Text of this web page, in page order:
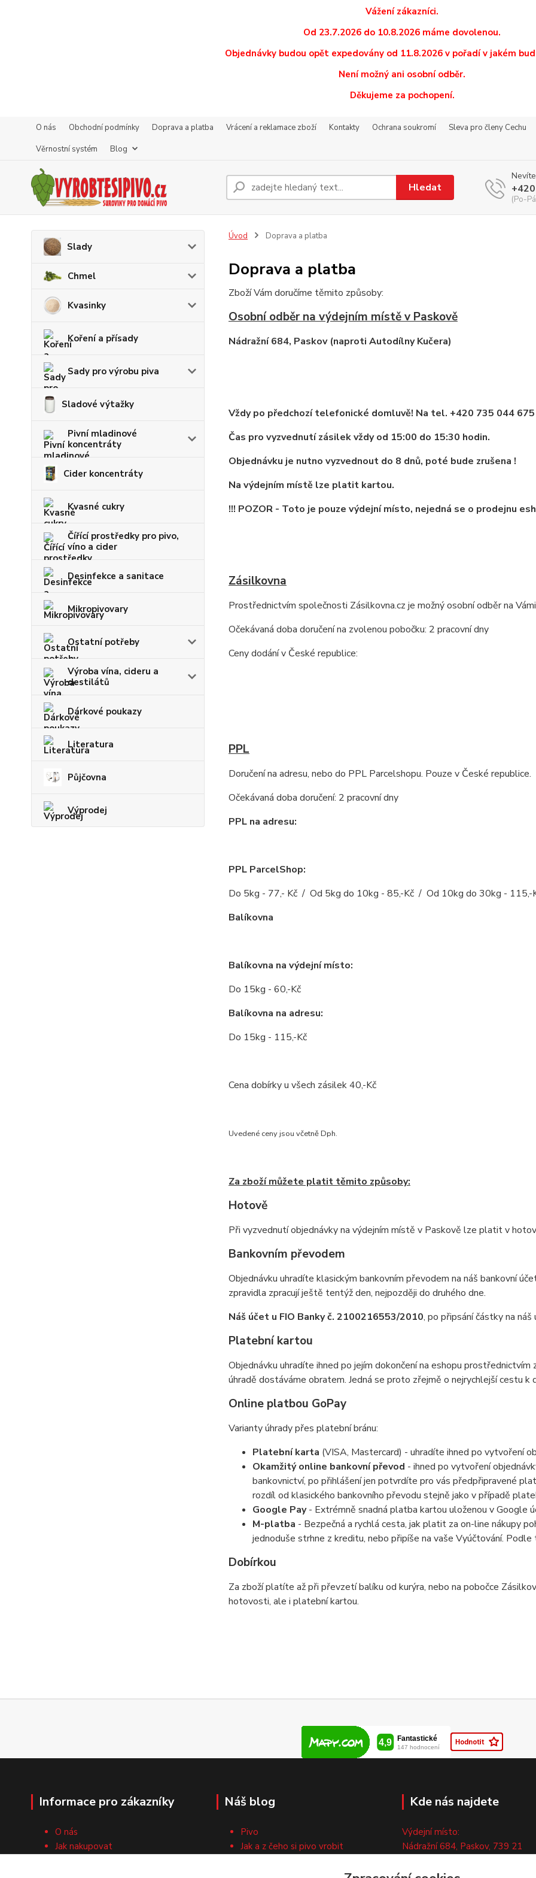
Vážení zákazníci.
Od 23.7.2026 do 10.8.2026 máme dovolenou.
Objednávky budou opět expedovány od 11.8.2026 v pořadí v jakém
Není možný ani osobní odběr.
Děkujeme za pochopení.
O nás Obchodní podmínky Doprava a platba Vrácení a reklamace zboží Kontakty Ochrana soukromí
Sleva pro členy Cechu
Věrnostní systém
Blog
Hledat
(Po-
Slady
Chmel
Kvasinky
Koření a přísady
Sady pro výrobu piva
Sladové výtažky
Pivní mladinové
koncentráty
Cider koncentráty
Kvasné cukry
Čířící prostředky pro pivo,
víno a cider
Desinfekce a sanitace
Mikropivovary
Ostatní potřeby
Výroba vína, cideru a
destilátů
Dárkové poukazy
Literatura
Půjčovna
Výprodej
Úvod Doprava a platba
Doprava a platba
Zboží Vám doručíme těmito způsoby:
Osobní odběr na výdejním místě v Paskově
Nádražní 684, Paskov (naproti Autodílny Kučera)
Vždy po předchozí telefonické domluvě! Na tel. +420 735 044 675
Čas pro vyzvednutí zásilek vždy od 15:00 do 15:30 hodin.
Objednávku je nutno vyzvednout do 8 dnů, poté bude zrušena !
Na výdejním místě lze platit kartou.
!!! POZOR - Toto je pouze výdejní místo, nejedná se o prodejnu
Zásilkovna
Prostřednictvím společnosti Zásilkovna.cz je možný osobní odběr na
Očekávaná doba doručení na zvolenou pobočku: 2 pracovní dny
Ceny dodání v České republice:
PPL
Doručení na adresu, nebo do PPL Parcelshopu. Pouze v České republice.
Očekávaná doba doručení: 2 pracovní dny
PPL na adresu:
PPL ParcelShop:
Do 5kg - 77,- Kč / Od 5kg do 10kg - 85,-Kč / Od 10kg do 30kg - 115,-
Balíkovna
Balíkovna na výdejní místo:
Do 15kg - 60,-Kč
Balíkovna na adresu:
Do 15kg - 115,-Kč
Cena dobírky u všech zásilek 40,-Kč
Uvedené ceny jsou včetně Dph.
Za zboží můžete platit těmito způsoby:
Hotově
Při vyzvednutí objednávky na výdejním místě v Paskově lze platit v
Bankovním převodem
Objednávku uhradíte klasickým bankovním převodem na náš bankovní
zpravidla zpracují ještě tentýž den, nejpozději do druhého dne.
Náš účet u FIO Banky č. 2100216553/2010, po připsání částky na
Platební kartou
Objednávku uhradíte ihned po jejím dokončení na eshopu
úhradě dostáváme obratem. Jedná se proto zřejmě o nejrychlejší cestu
Online platbou GoPay
Varianty úhrady přes platební bránu:
Platební karta (VISA, Mastercard) - uhradíte ihned po vytvoření
Okamžitý online bankovní převod - ihned po vytvoření
bankovnictví, po přihlášení jen potvrdíte pro vás předpřipravené
rozdíl od klasického bankovního převodu stejně jako v případě
Google Pay- Extrémně snadná platba kartou uloženou v Google
M-platba - Bezpečná a rychlá cesta, jak platit za on-line nákupy
jednoduše strhne z kreditu, nebo připíše na vaše Vyúčtování.
Dobírkou
Za zboží platíte až při převzetí balíku od kurýra, nebo na pobočce
hotovosti, ale i platební kartou.
Informace pro zákazníky
O nás
Jak nakupovat
Náš blog
Pivo
Jak a z čeho si pivo vrobit
Kde nás najdete
Výdejní místo:
Nádražní 684, Paskov, 739 21
Pouze po předchozí tel.